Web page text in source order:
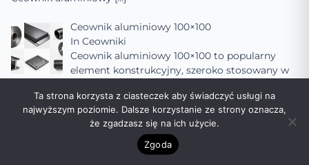
Ceownik aluminiowy 100×100
In Ceowniki
Ceownik aluminiowy 100×100 to popularny
element konstrukcyjny, szeroko stosowany w
lotniczym oraz w innych[…]
Ceownik aluminiowy 100
Ceownik aluminiowy 100 to jeden z
Ta strona korzysta z ciasteczek aby świadczyć usługi na
najwyższym poziomie. Dalsze korzystanie ze strony oznacza,
że zgadzasz się na ich użycie.
Zgoda